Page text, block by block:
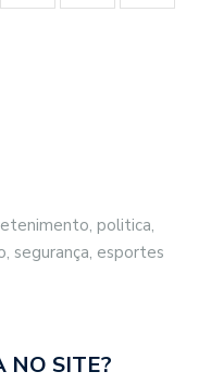
politica,
segurança, esportes
NO SITE?